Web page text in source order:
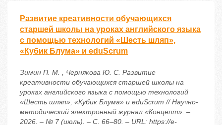
Развитие креативности обучающихся
старшей школы на уроках английского языка
с помощью технологий «Шесть шляп»,
«Кубик Блума» и eduScrum
Зимин П. М. , Чернякова Ю. С. Развитие
креативности обучающихся старшей школы на
уроках английского языка с помощью технологий
«Шесть шляп», «Кубик Блума» и eduScrum // Научно-
методический электронный журнал «Концепт». –
2026. – № 7 (июль). – С. 66–80. – URL: https://e-